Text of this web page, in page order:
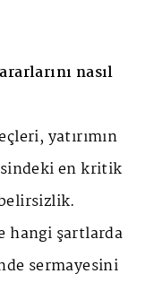
nasıl
yatırımın
en kritik
hangi şartlarda
sermayesini